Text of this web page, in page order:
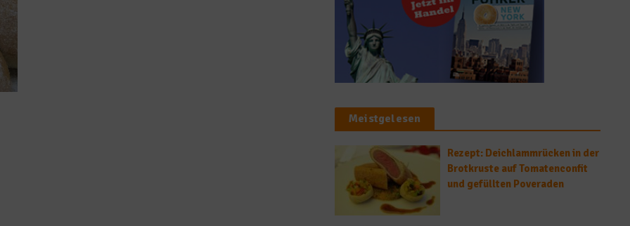
Meistgelesen
Rezept: Deichlammrücken in der
Brotkruste auf Tomatenconfit
und gefüllten Poveraden